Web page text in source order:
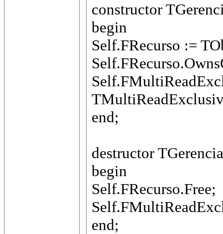
constructor
begin
Self.FRecurso :=
end;
destructor
begin
Self.FRecurso.Free;
end;